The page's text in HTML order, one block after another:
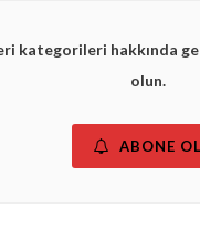
kategorileri hakkında
olun.
ABONE OL